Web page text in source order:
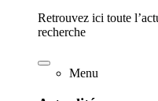
Retrouvez ici toute
recherche
Menu